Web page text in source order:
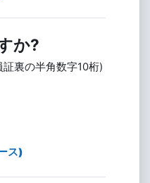
か?
証裏の半角数字10桁)
ス)